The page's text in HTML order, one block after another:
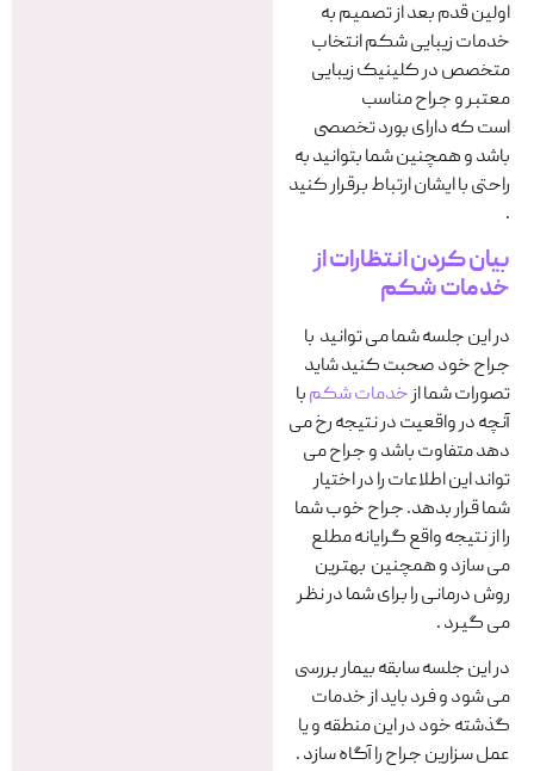
اولین قدم بعد از تصمیم به
خدمات زیبایی شکم انتخاب
متخصص در کلینیک زیبایی
معتبر و جراح مناسب
است که دارای بورد تخصصی
باشد و همچنین شما بتوانید به
راحتی با ایشان ارتباط برقرار کنید
.
بیان کردن انتظارات از
خدمات شکم
در این جلسه شما می توانید با
جراح خود صحبت کنید شاید
تصورات شما ازخدمات شکمبا
آنچه در واقعیت در نتیجه رخ می
دهد متفاوت باشد و جراح می
تواند این اطلاعات را در اختیار
شما قرار بدهد. جراح خوب شما
را از نتیجه واقع گرایانه مطلع
می سازد و همچنین بهترین
روش درمانی را برای شما در نظر
می گیرد .
در این جلسه سابقه بیمار بررسی
می شود و فرد باید از خدمات
گذشته خود در این منطقه و یا
عمل سزارین جراح را آگاه سازد .